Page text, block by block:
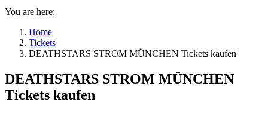
You are here:
Home
Tickets
DEATHSTARS STROM MÜNCHEN Tickets kaufen
DEATHSTARS STROM MÜNCHEN
Tickets kaufen